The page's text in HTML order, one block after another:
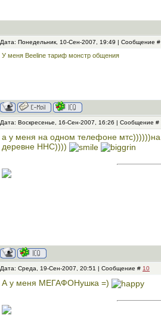
Дата: Понедельник, 10-Сен-2007, 19:49 | Сообщение
У меня Beeline тариф монстр общения
Дата: Воскресенье, 16-Сен-2007, 16:26 | Сообщение #
а у меня на одном телефоне
деревне ННС))))
Дата: Среда, 19-Сен-2007, 20:51 | Сообщение # 10
А у меня МЕГАФОНушка =)